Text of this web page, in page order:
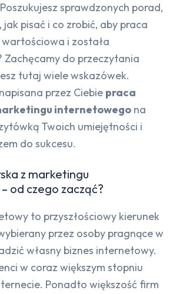
sprawdzonych porad,
pisać i co zrobić, aby praca
i została
do przeczytania
tutaj wiele wskazówek.
przez Ciebie praca
internetowego na
Twoich umiejętności i
do sukcesu.
z marketingu
od czego zacząć?
to przyszłościowy kierunek
przez osoby pragnące w
własny biznes internetowy.
w coraz większym stopniu
Ponadto większość firm